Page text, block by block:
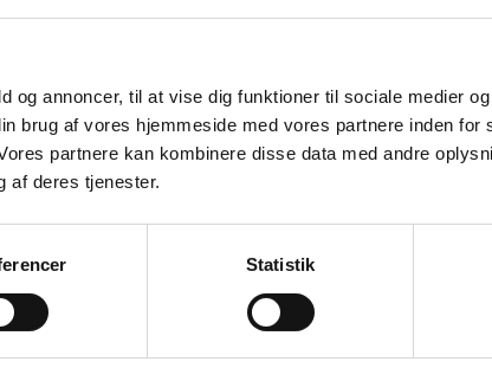
og annoncer, til at vise dig funktioner til sociale medier
brug af vores hjemmeside med vores partnere inden for
partnere kan kombinere disse data med andre
af deres tjenester.
Statistik
lukkedage i